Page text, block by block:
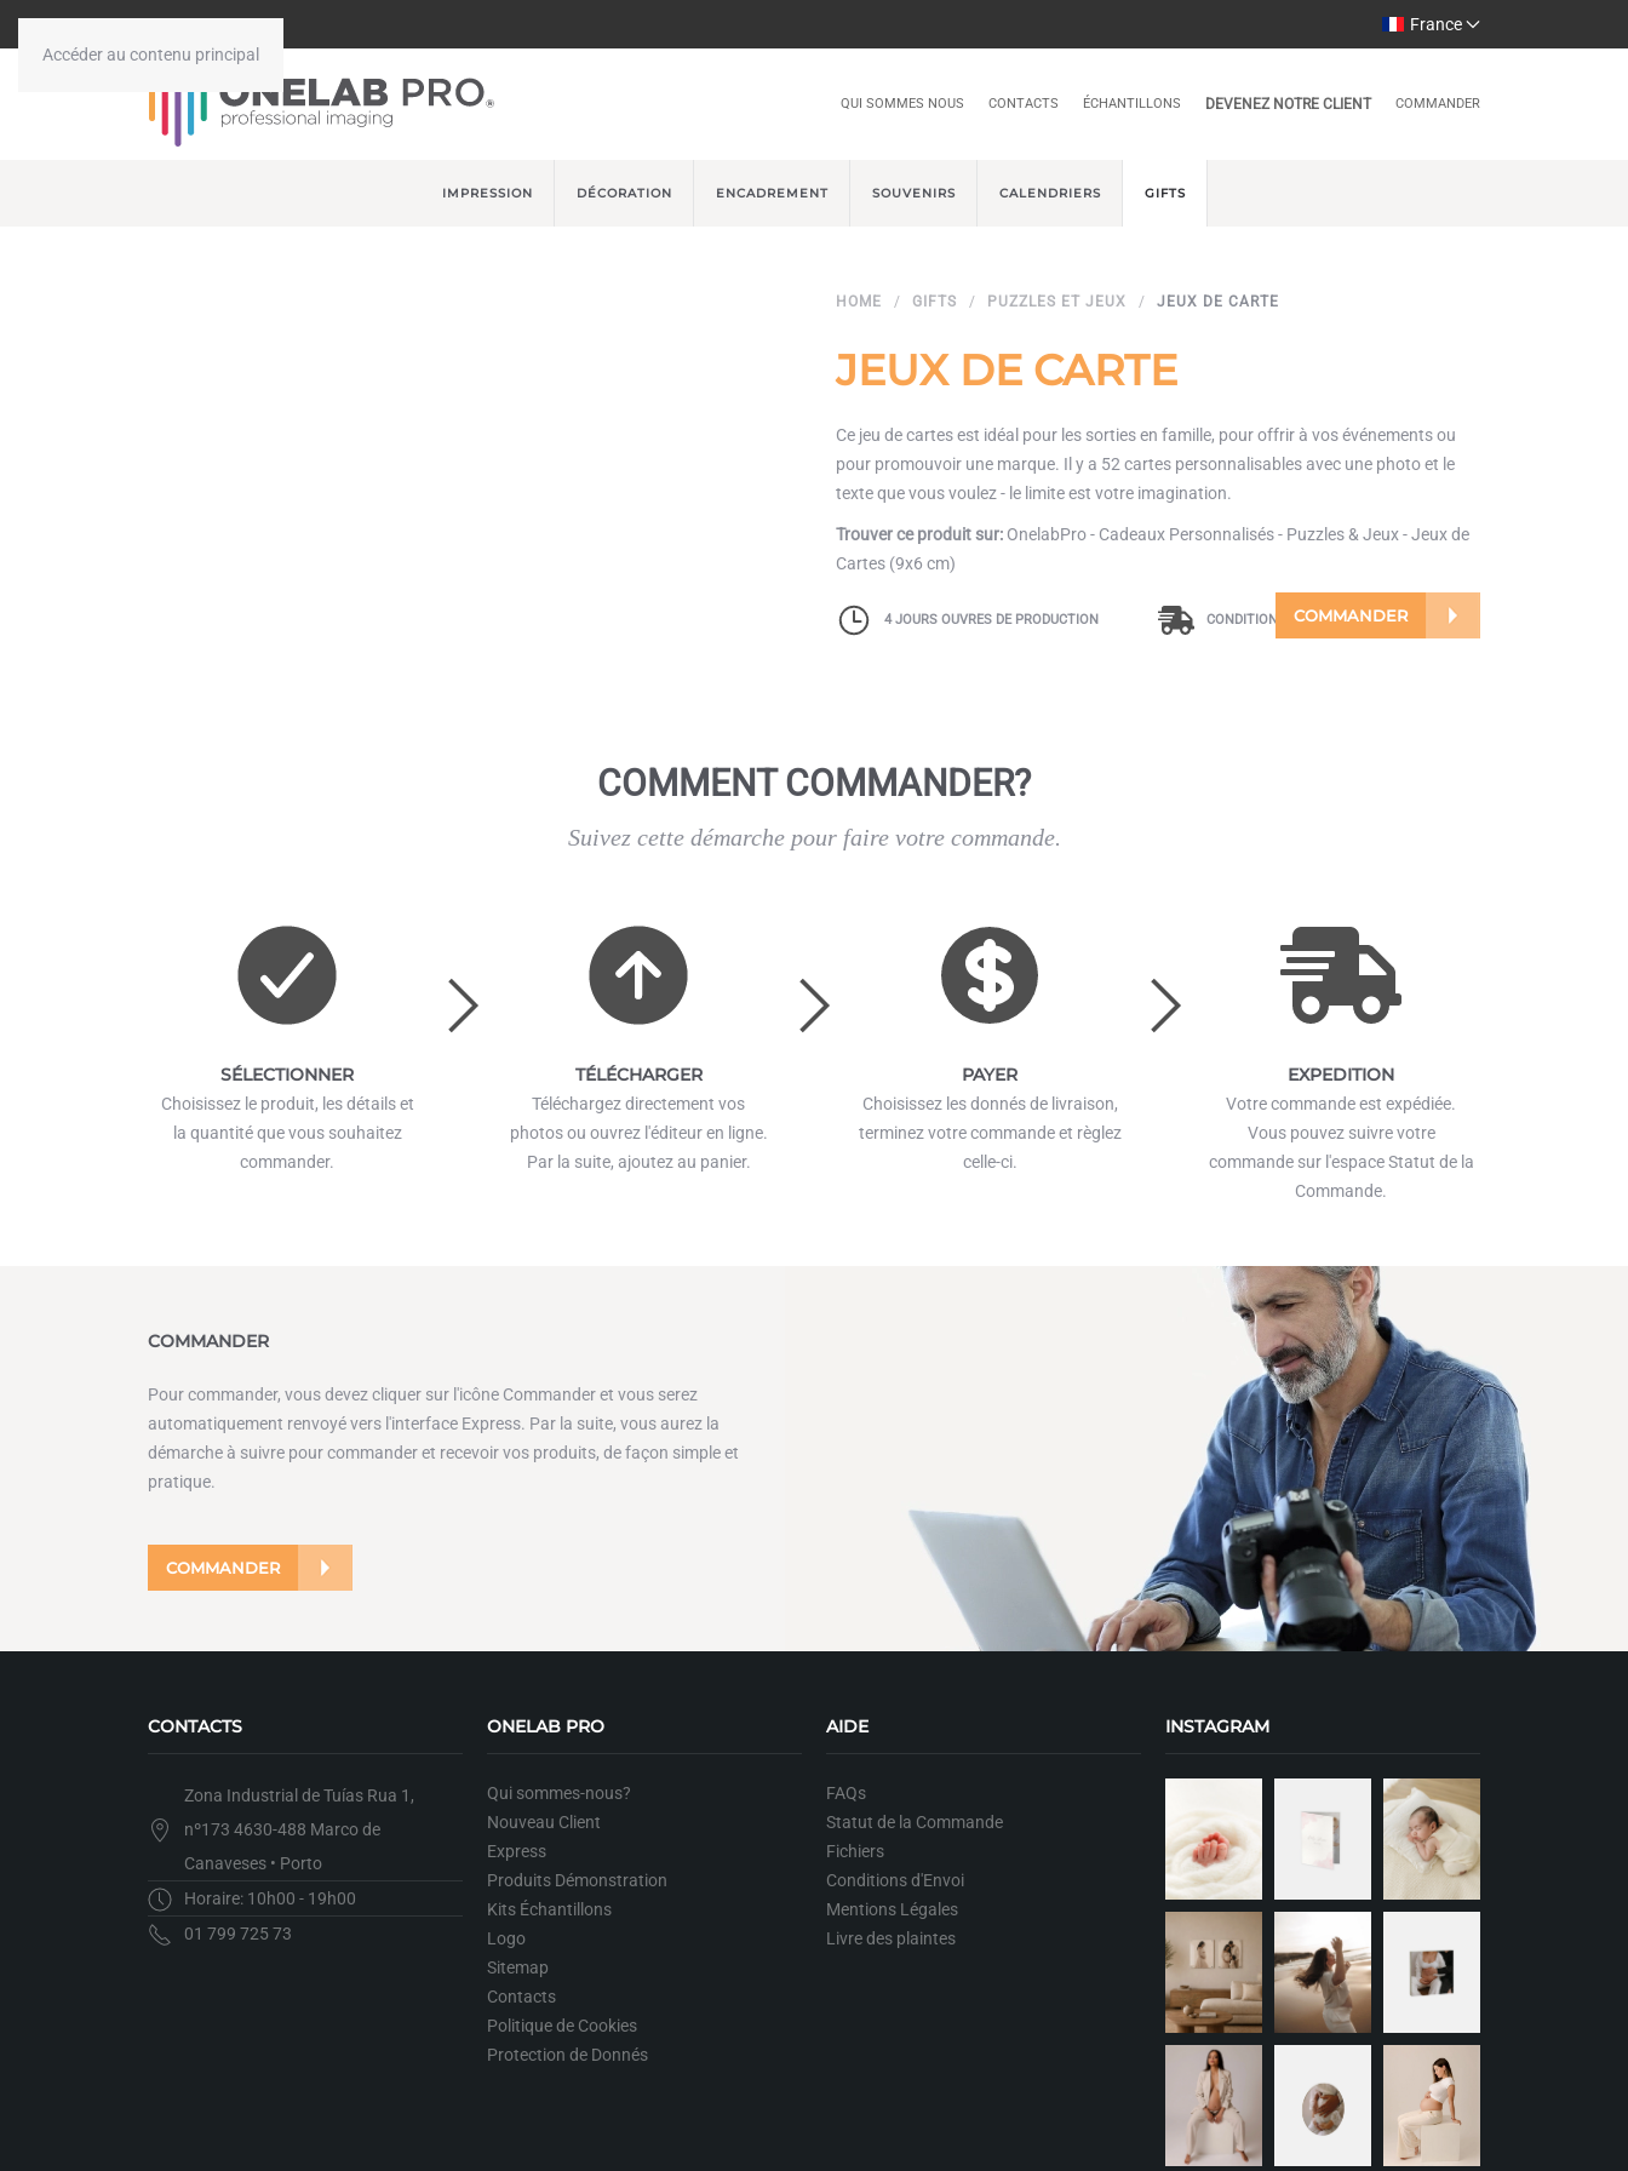
Accéder au contenu principal
France
QUI SOMMES NOUS CONTACTS ÉCHANTILLONS DEVENEZ NOTRE CLIENT COMMANDER
IMPRESSION DÉCORATION ENCADREMENT SOUVENIRS CALENDRIERS GIFTS
HOME GIFTS PUZZLES ET JEUX JEUX DE CARTE
JEUX DE CARTE
Ce jeu de cartes est idéal pour les sorties en famille, pour offrir à vos événements ou
pour promouvoir une marque. Il y a 52 cartes personnalisables avec une photo et le
texte que vous voulez - le limite est votre imagination.
Trouver ce produit sur:OnelabPro - Cadeaux Personnalisés - Puzzles & Jeux - Jeux de
Cartes (9x6 cm)
4 JOURS OUVRES DE PRODUCTION CONDITIONS D'ENVOICOMMANDER
COMMENT COMMANDER?
Suivez cette démarche pour faire votre commande.
SÉLECTIONNER
Choisissez le produit, les détails et
la quantité que vous souhaitez
commander.
TÉLÉCHARGER
Téléchargez directement vos
photos ou ouvrez l'éditeur en ligne.
Par la suite, ajoutez au panier.
PAYER
Choisissez les donnés de livraison,
terminez votre commande et règlez
celle-ci.
EXPEDITION
Votre commande est expédiée.
Vous pouvez suivre votre
commande sur l'espace Statut de la
Commande.
COMMANDER
Pour commander, vous devez cliquer sur l'icône Commander et vous serez
automatiquement renvoyé vers l'interface Express. Par la suite, vous aurez la
démarche à suivre pour commander et recevoir vos produits, de façon simple et
pratique.
COMMANDER
CONTACTS
Zona Industrial de Tuías Rua 1,
nº173 4630-488 Marco de
Canaveses • Porto
Horaire: 10h00 - 19h00
01 799 725 73
ONELAB PRO
Qui sommes-nous?
Nouveau Client
Express
Produits Démonstration
Kits Échantillons
Logo
Sitemap
Contacts
Politique de Cookies
Protection de Donnés
AIDE
FAQs
Statut de la Commande
Fichiers
Conditions d'Envoi
Mentions Légales
Livre des plaintes
INSTAGRAM
+ +
+ + +
+ + +